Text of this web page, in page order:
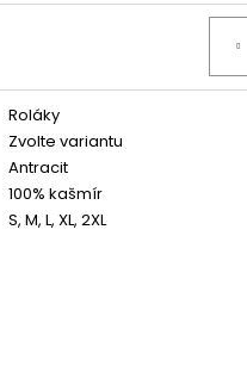
Roláky
Zvolte variantu
Antracit
100% kašmír
S, M, L, XL, 2XL